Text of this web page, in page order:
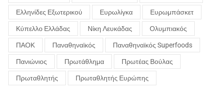
Ελληνίδες Εξωτερικού Ευρωλίγκα Ευρωμπάσκετ
Κύπελλο Ελλάδας Νίκη Λευκάδας Ολυμπιακός
ΠΑΟΚ Παναθηναϊκός Παναθηναϊκός Superfoods
Πανιώνιος Πρωτάθλημα Πρωτέας Βούλας
Πρωταθλητής Πρωταθλητής Ευρώπης